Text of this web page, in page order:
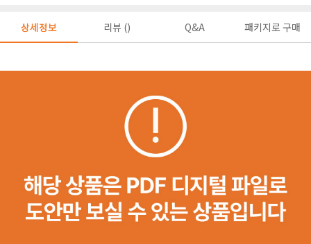
상세정보 리뷰 () Q&A 패키지로 구매